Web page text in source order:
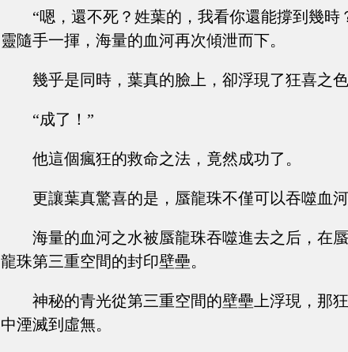
“嗯，還不死？姓葉的，我看你還能撐到幾時
靈隨手一揮，海量的血河再次傾泄而下。
幾乎是同時，葉真的臉上，卻浮現了狂喜之色
“成了！”
他這個瘋狂的救命之法，竟然成功了。
更讓葉真驚喜的是，蜃龍珠不僅可以吞噬血
海量的血河之水被蜃龍珠吞噬進去之后，在
龍珠第三重空間的封印壁壘。
神秘的青光從第三重空間的壁壘上浮現，那
中湮滅到虛無。